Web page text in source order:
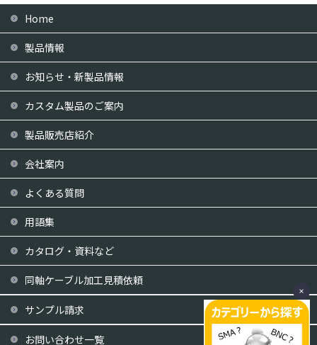
Home
製品情報
お知らせ・新製品情報
カスタム製品のご案内
製品販売店紹介
会社案内
よくある質問
用語集
カタログ・資料など
同軸ケーブル加工見積依頼
サンプル請求
お問い合わせ一覧